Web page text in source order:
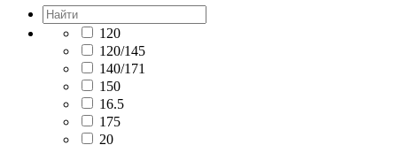
120
120/145
140/171
150
16.5
175
20